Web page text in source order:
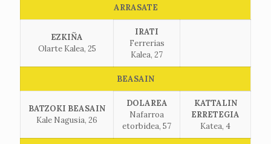
ARRASATE
EZKIÑA
Olarte Kalea, 25
IRATI
Ferrerias
Kalea, 27
BEASAIN
BATZOKI BEASAIN
Kale Nagusia, 26
DOLAREA
Nafarroa
etorbidea, 57
KATTALIN
ERRETEGIA
Katea, 4